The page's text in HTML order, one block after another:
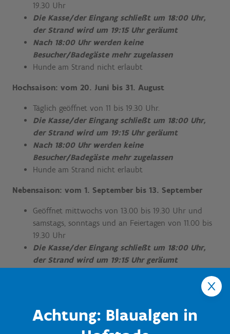
Achtung: Blaualgen in
19.30 Uhr
Die Kasse/der Eingang schließt um 18:00 Uhr,
der Strand wird um 19:15 Uhr geräumt
Nach 18:00 Uhr werden keine
Besucher/Badegäste mehr zugelassen
Hunde am Strand nicht erlaubt
Hochsaison: vom 20. Juni bis 31. August
Täglich geöffnet von 11 bis 19.30 Uhr.
Die Kasse/der Eingang schließt um 18:00 Uhr,
der Strand wird um 19:15 Uhr geräumt
Nach 18:00 Uhr werden keine
Besucher/Badegäste mehr zugelassen
Hunde am Strand nicht erlaubt
Nebensaison: vom 1. September bis 13. September
Geöffnet mittwochs von 13.00 bis 19.30 Uhr und
samstags, sonntags und an Feiertagen von 11.00 bis
19.30 Uhr
Die Kasse/der Eingang schließt um 18:00 Uhr,
der Strand wird um 19:15 Uhr geräumt
Wintersaison: 14. September bis 30. April